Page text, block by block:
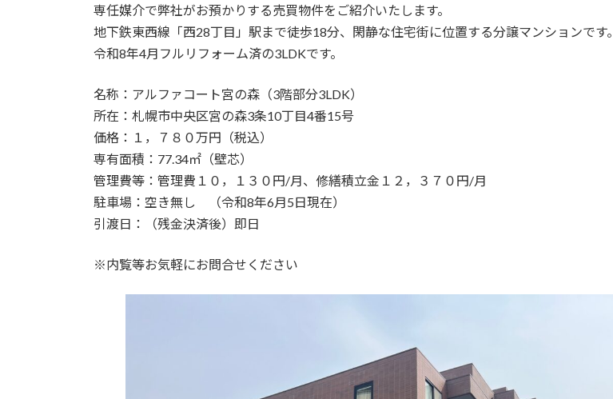
新
日
:
専任媒介で弊社がお預かりする売買物件をご紹介いたします。
地下鉄東西線「西28丁目」駅まで徒歩18分、閑静な住宅街に位置する分譲マンションです。
令和8年4月フルリフォーム済の3LDKです。
名称：アルファコート宮の森（3階部分3LDK）
所在：札幌市中央区宮の森3条10丁目4番15号
価格：１，７８０万円（税込）
専有面積：77.34㎡（壁芯）
管理費等：管理費１０，１３０円/月、修繕積立金１２，３７０円/月
駐車場：空き無し （令和8年6月5日現在）
引渡日：（残金決済後）即日
※内覧等お気軽にお問合せください